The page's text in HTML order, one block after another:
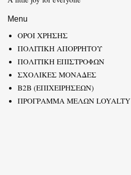
Menu
ΟΡΟΙ ΧΡΗΣΗΣ
ΠΟΛΙΤΙΚΗ ΑΠΟΡΡΗΤΟΥ
ΠΟΛΙΤΙΚΗ ΕΠΙΣΤΡΟΦΩΝ
ΣΧΟΛΙΚΕΣ ΜΟΝΑΔΕΣ
B2B (ΕΠΙΧΕΙΡΗΣΕΩΝ)
ΠΡΟΓΡΑΜΜΑ ΜΕΛΩΝ LOYALTY